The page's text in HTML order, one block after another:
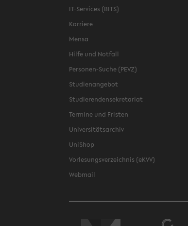
IT-Services (BITS)
Karriere
Mensa
Hilfe und Notfall
Personen-Suche (PEVZ)
Studienangebot
Studierendensekretariat
Termine und Fristen
Universitätsarchiv
UniShop
Vorlesungsverzeichnis (eKVV)
Webmail